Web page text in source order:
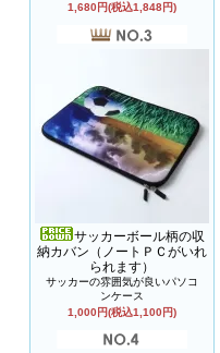
1,680円(税込1,848円)
サッカーボール柄の収
納カバン（ノートＰＣがいれ
られます）
サッカーの雰囲気が良いパソコ
ンケース
1,000円(税込1,100円)